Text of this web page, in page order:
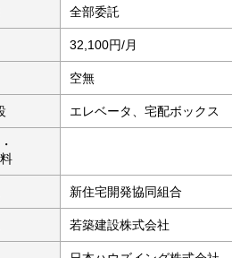
全部委託
32,100円/月
空無
エレベータ、宅配ボックス
新住宅開発協同組合
若築建設株式会社